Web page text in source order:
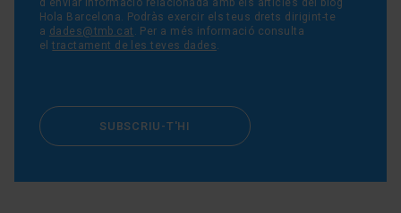
d'enviar informació relacionada amb els articles del blog
Hola Barcelona. Podràs exercir els teus drets dirigint-te
a dades@tmb.cat . Per a més informació consulta
eltractament de les teves dades.
SUBSCRIU-T'HI